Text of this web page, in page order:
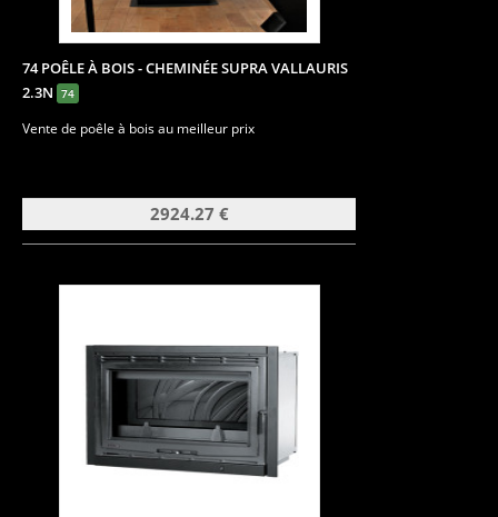
74 POÊLE À BOIS - CHEMINÉE SUPRA VALLAURIS
2.3N 74
Vente de poêle à bois au meilleur prix
2924.27 €